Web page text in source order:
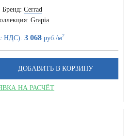
Бренд: Cerrad
Grapia
НДС): 3 068руб./м2
НА РАСЧЁТ